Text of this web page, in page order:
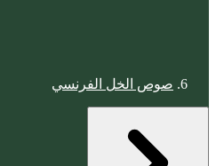
صوص الخل الفرنسي